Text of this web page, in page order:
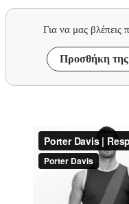
Για να μας βλέπεις
Προσθήκη